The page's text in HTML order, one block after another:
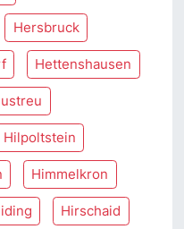
Hersbruck
Hettenshausen
Hilpoltstein
Himmelkron
Hirschaid